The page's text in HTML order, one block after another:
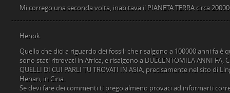
Mi corrego una seconda volta, inabitava il PIANETA TERRA circa
Henok
Quello che dici a riguardo dei fossili che risalgono a 100000 anni fa è
sono stati ritrovati in Africa, e risalgono a DUECENTOMILA ANNI FA,
QUELLI DI CUI PARLI TU TROVATI IN ASIA, precisamente nel sito di
Henan, in Cina.
Se devi fare dei commenti ti prego almeno provaci ad informarti